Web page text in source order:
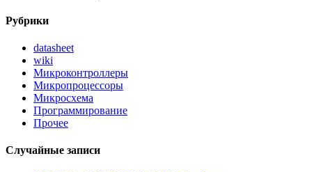
Рубрики
datasheet
wiki
Микроконтроллеры
Микропроцессоры
Микросхема
Программирование
Прочее
Случайные записи